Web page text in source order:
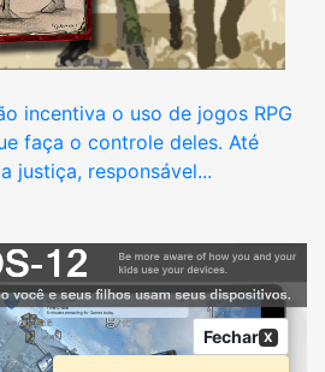
incentiva o uso de jogos RPG
faça o controle deles. Até
justiça, responsável...
Fechar X